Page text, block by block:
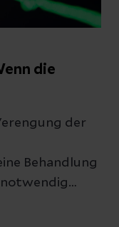
die
der
Behandlung